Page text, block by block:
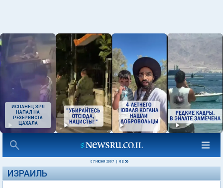
ИСПАНЕЦ ЗРЯ
НАПАЛ НА
РЕЗЕРВИСТА
ЦАХАЛА
07 ИЮНЯ 2007 03:56
ИЗРАИЛЬ